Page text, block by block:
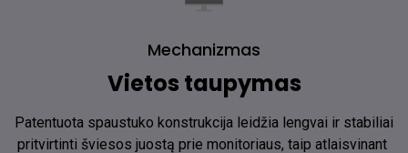
Mechanizmas
Vietos taupymas
Patentuota spaustuko konstrukcija leidžia lengvai ir stabiliai
pritvirtinti šviesos juostą prie monitoriaus, taip atlaisvinant